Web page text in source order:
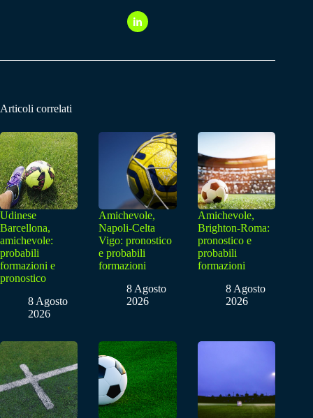
Articoli correlati
Udinese
Barcellona,
amichevole:
probabili
formazioni e
pronostico
8 Agosto
2026
Amichevole,
Napoli-Celta
Vigo: pronostico
e probabili
formazioni
8 Agosto
2026
Amichevole,
Brighton-Roma:
pronostico e
probabili
formazioni
8 Agosto
2026